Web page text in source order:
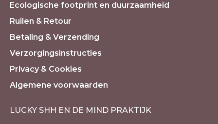
Ecologische footprint en duurzaamheid
Ruilen & Retour
Betaling & Verzending
Verzorgingsinstructies
Privacy & Cookies
Algemene voorwaarden
LUCKY SHH EN DE MIND PRAKTIJK